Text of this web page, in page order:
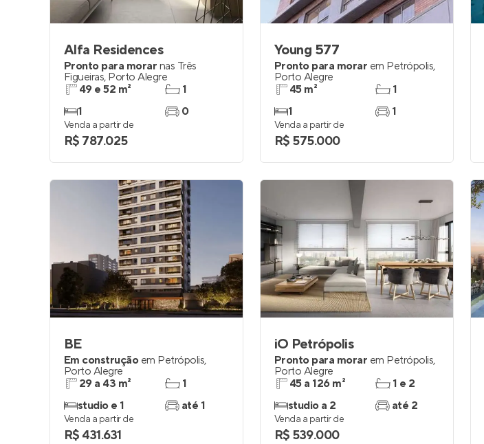
Alfa Residences
Pronto para morar nas Três
Figueiras, Porto Alegre
49 e 52 m²
1
1
0
Venda a partir de
R$ 787.025
Young 577
Pronto para morar em Petrópolis,
Porto Alegre
45 m²
1
1
1
Venda a partir de
R$ 575.000
BE
Em construção em Petrópolis,
Porto Alegre
29 a 43 m²
studio e 1
1
até 1
Venda a partir de
R$ 431.631
iO Petrópolis
Pronto para morar em Petrópolis,
Porto Alegre
45 a 126 m²
studio a 2
1 e 2
até 2
Venda a partir de
R$ 539.000